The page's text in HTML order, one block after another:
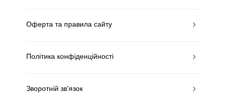
Оферта та правила сайту
Політика конфіденційності
Зворотній зв'язок